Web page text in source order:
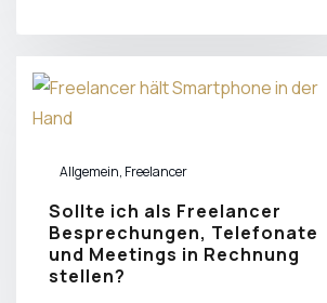
Allgemein, Freelancer
Sollte ich als Freelancer
Besprechungen, Telefonate
und Meetings in Rechnung
stellen?